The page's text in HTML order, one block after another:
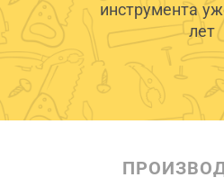
инструмента
лет